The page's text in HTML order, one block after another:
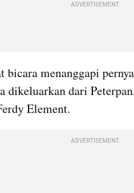
ADVERTISEMENT
bicara menanggapi
dikeluarkan dari
Element.
ADVERTISEMENT